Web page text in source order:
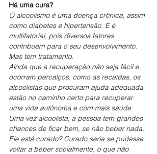
Há uma cura?
O alcoolismo é uma doença crônica, assim
como diabetes e hipertensão. E é
multifatorial, pois diversos fatores
contribuem para o seu desenvolvimento.
Mas tem tratamento.
Ainda que a recuperação não seja fácil e
ocorram percalços, como as recaídas, os
alcoolistas que procuram ajuda adequada
estão no caminho certo para recuperar
uma vida autônoma e com mais saúde.
Uma vez alcoolista, a pessoa tem grandes
chances de ficar bem, se não beber nada.
Ele está curado? Curado seria se pudesse
voltar a beber socialmente, o que não